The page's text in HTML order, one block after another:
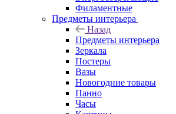
Филаментные
Предметы интерьера
Назад
Предметы интерьера
Зеркала
Постеры
Вазы
Новогодние товары
Панно
Часы